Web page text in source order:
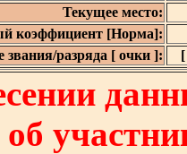
Текущее место:
коэффициент [Норма]:
разряда [ очки ]: